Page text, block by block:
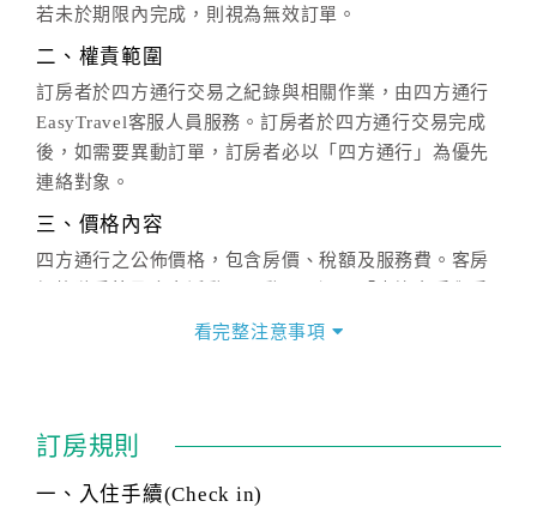
若未於期限內完成，則視為無效訂單。
二、權責範圍
訂房者於四方通行交易之紀錄與相關作業，由四方通行
EasyTravel客服人員服務。訂房者於四方通行交易完成
後，如需要異動訂單，訂房者必以「四方通行」為優先
連絡對象。
三、價格內容
四方通行之公佈價格，包含房價、稅額及服務費。客房
價」之當日價格為標準。
話方式異動訂單。
※非客服時間之申辦異動，皆為次日計算及辦理。
看完整注意事項
訂房規則
一、入住手續(Check in)